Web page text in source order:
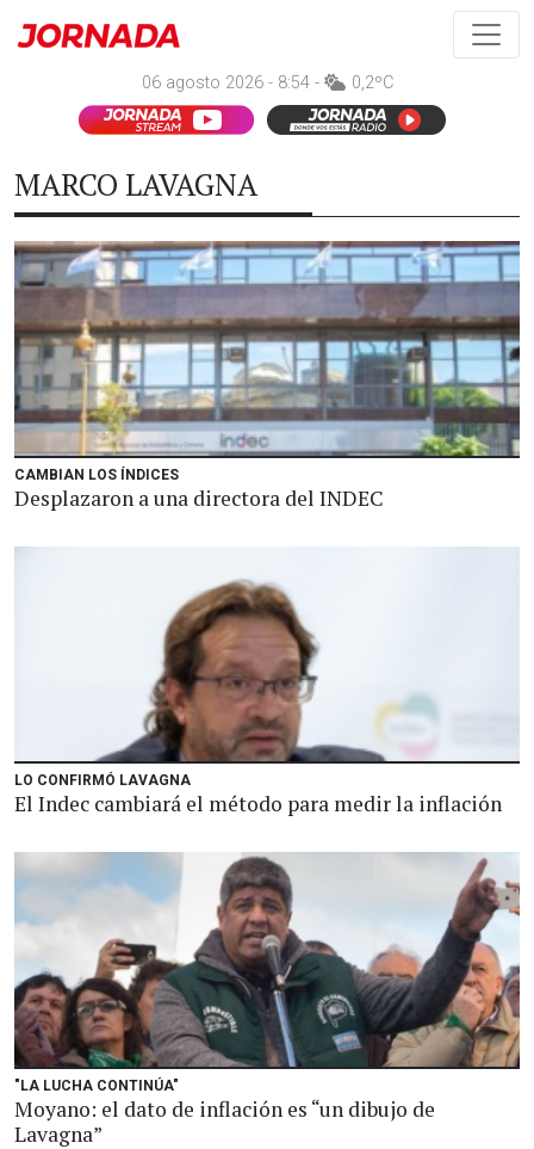
06 agosto 2026 - 8:54 - 0,2ºC
MARCO LAVAGNA
CAMBIAN LOS ÍNDICES
Desplazaron a una directora del INDEC
LO CONFIRMÓ LAVAGNA
El Indec cambiará el método para medir la inflación
"LA LUCHA CONTINÚA"
Moyano: el dato de inflación es “un dibujo de
Lavagna”